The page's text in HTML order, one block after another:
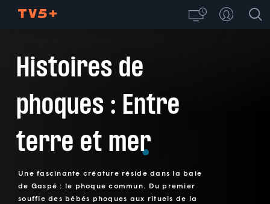
Histoires de
phoques : Entre
terre et mer
Une fascinante créature réside dans la baie
de Gaspé : le phoque commun. Du premier
souffle des bébés phoques aux rituels de la